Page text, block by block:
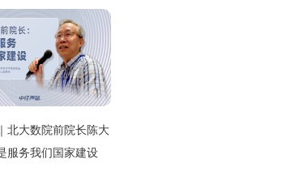
北大数院前院长陈大
服务我们国家建设